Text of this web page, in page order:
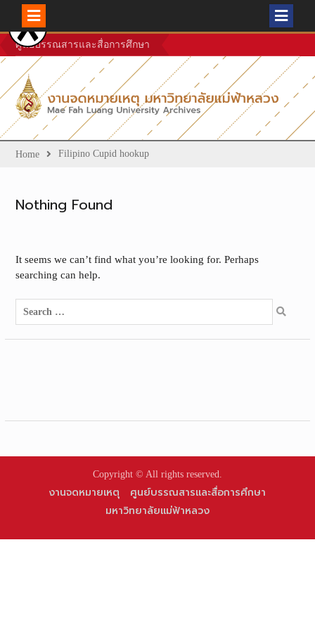
Skip
to
content
ศูนย์บรรณสารและสื่อการศึกษา
Home Filipino Cupid hookup
Nothing Found
It seems we can’t find what you’re looking for. Perhaps
searching can help.
Search
for:
Copyright © All rights reserved.
งานจดหมายเหตุ
ศูนย์บรรณสารและสื่อการศึกษา
มหาวิทยาลัยแม่ฟ้าหลวง